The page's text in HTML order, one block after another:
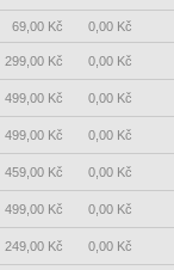
69,00 Kč 0,00 Kč
299,00 Kč 0,00 Kč
499,00 Kč 0,00 Kč
499,00 Kč 0,00 Kč
459,00 Kč 0,00 Kč
499,00 Kč 0,00 Kč
249,00 Kč 0,00 Kč